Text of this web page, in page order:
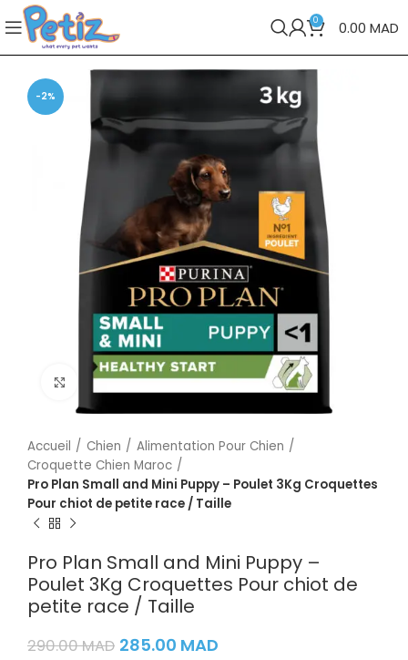
0 0.00 MAD
-2%
Cliquez pour agrandir
Accueil Chien
Alimentation Pour Chien
Croquette Chien Maroc
Pro Plan Small and Mini Puppy – Poulet 3Kg Croquettes
Pour chiot de petite race / Taille
Pro Plan Small and Mini Puppy –
Poulet 3Kg Croquettes Pour chiot de
petite race / Taille
290.00MAD 285.00 MAD